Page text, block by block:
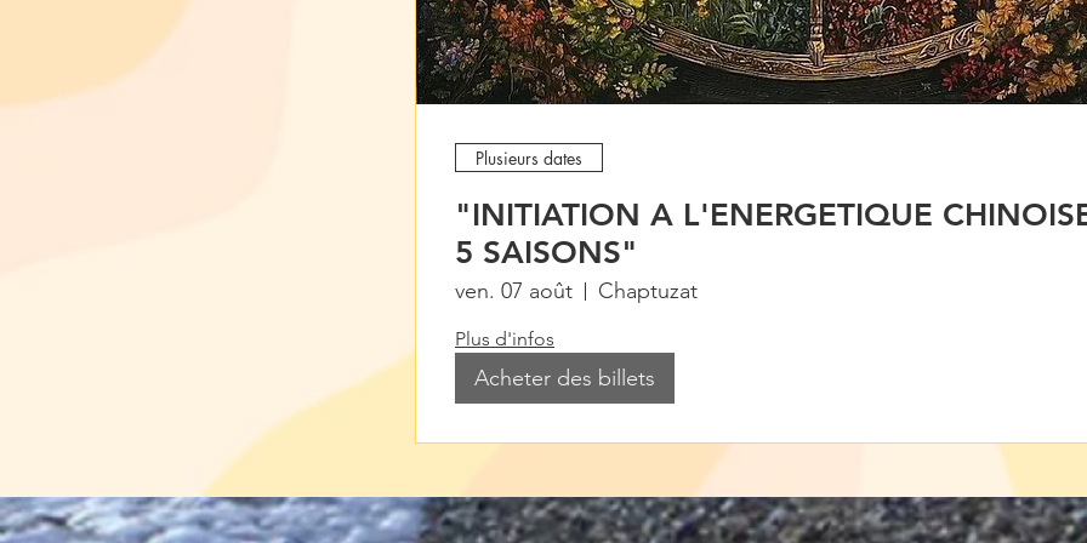
Plusieurs dates
"INITIATION A L'ENERGETIQUE
5 SAISONS"
ven. 07 août Chaptuzat
Plus d'infos
Acheter des billets